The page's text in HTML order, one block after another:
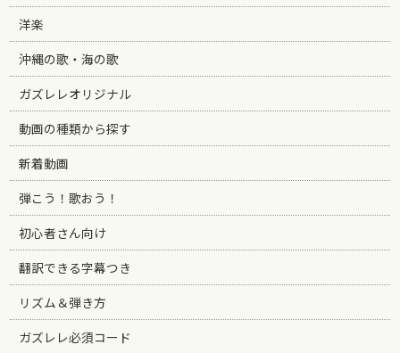
洋楽
沖縄の歌・海の歌
ガズレレオリジナル
動画の種類から探す
新着動画
弾こう！歌おう！
初心者さん向け
翻訳できる字幕つき
リズム＆弾き方
ガズレレ必須コード